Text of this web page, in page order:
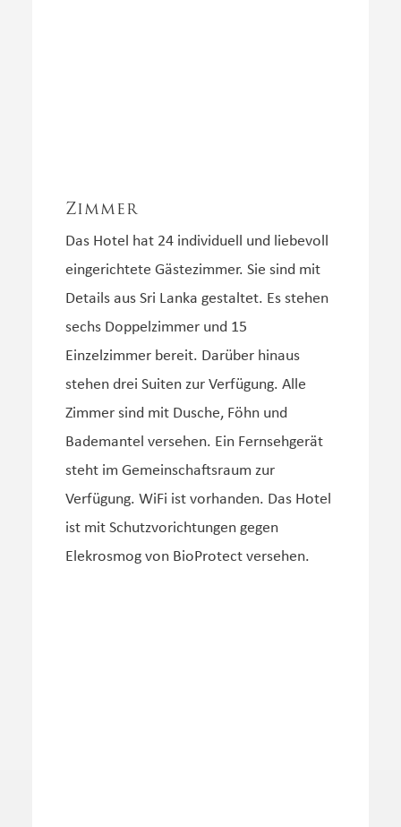
Zimmer
Das Hotel hat 24 individuell und liebevoll
eingerichtete Gästezimmer. Sie sind mit
Details aus Sri Lanka gestaltet. Es stehen
sechs Doppelzimmer und 15
Einzelzimmer bereit. Darüber hinaus
stehen drei Suiten zur Verfügung. Alle
Zimmer sind mit Dusche, Föhn und
Bademantel versehen. Ein Fernsehgerät
steht im Gemeinschaftsraum zur
Verfügung. WiFi ist vorhanden. Das Hotel
ist mit Schutzvorichtungen gegen
Elekrosmog von BioProtect versehen.